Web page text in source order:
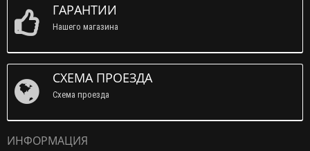
ГАРАНТИИ
Нашего магазина
СХЕМА ПРОЕЗДА
Схема проезда
ИНФОРМАЦИЯ